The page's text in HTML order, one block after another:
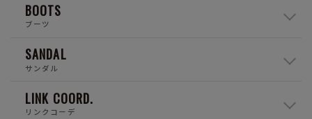
BOOTS
ブーツ
SANDAL
サンダル
LINK COORD.
リンクコーデ